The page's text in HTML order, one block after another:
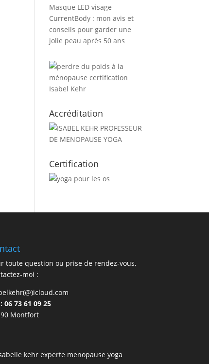
Masque LED visage
CurrentBody : mon avis et
conseils pour garder une
jolie peau après 50 ans
Accréditation
Certification
toute question ou prise de rendez-vous,
moi :
06 73 61 09 25
Montfort